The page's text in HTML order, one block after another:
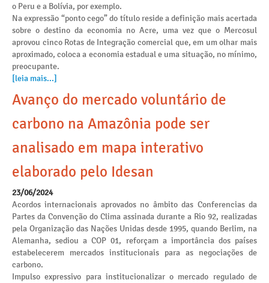
o Peru e a Bolívia, por exemplo.
Na expressão “ponto cego” do título reside a definição mais acertada
sobre o destino da economia no Acre, uma vez que o Mercosul
aprovou cinco Rotas de Integração comercial que, em um olhar mais
aproximado, coloca a economia estadual e uma situação, no mínimo,
preocupante.
[leia mais...]
Avanço do mercado voluntário de
carbono na Amazônia pode ser
analisado em mapa interativo
elaborado pelo Idesan
23/06/2024
Acordos internacionais aprovados no âmbito das Conferencias da
Partes da Convenção do Clima assinada durante a Rio 92, realizadas
pela Organização das Nações Unidas desde 1995, quando Berlim, na
Alemanha, sediou a COP 01, reforçam a importância dos países
estabelecerem mercados institucionais para as negociações de
carbono.
Impulso expressivo para institucionalizar o mercado regulado de